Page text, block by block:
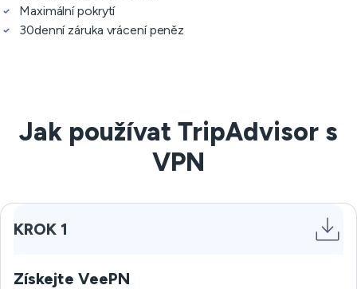
Maximální pokrytí
30denní záruka vrácení peněz
Jak používat TripAdvisor s
VPN
KROK 1
Získejte VeePN